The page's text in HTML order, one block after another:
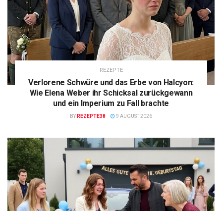
REZEPTE
Verlorene Schwüre und das Erbe von Halcyon:
Wie Elena Weber ihr Schicksal zurückgewann
und ein Imperium zu Fall brachte
BY REZEPTE38 9 AUGUST 2026